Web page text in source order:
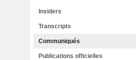
Insiders
Transcripts
Communiqués
Publications officielles